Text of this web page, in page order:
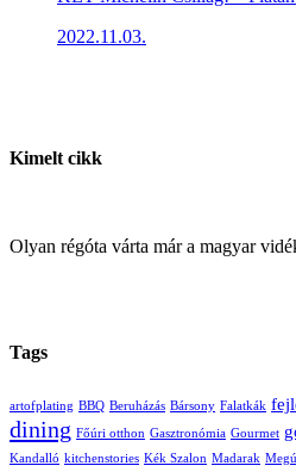
2022.11.03.
Kimelt cikk
Olyan régóta várta már a magyar
Tags
artofplating BBQ Beruházás Bársony Falatkák
dining Főúri otthon Gasztronómia Gourmet
Kandalló kitchenstories Kék Szalon Madarak